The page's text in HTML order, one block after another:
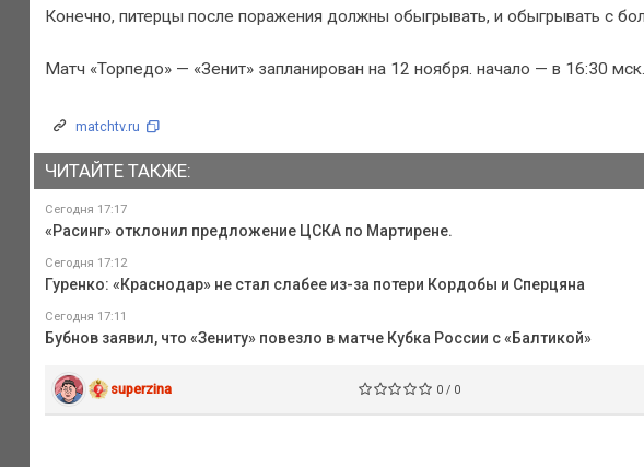
Конечно, питерцы после поражения должны обыгрывать, и обыгрывать с
Матч «Торпедо» — «Зенит» запланирован на 12 ноября. начало — в 16:30 мск.
matchtv.ru
ЧИТАЙТЕ ТАКЖЕ:
Сегодня 17:17
«Расинг» отклонил предложение ЦСКА по Мартирене.
Сегодня 17:12
Гуренко: «Краснодар» не стал слабее из-за потери Кордобы и Сперцяна
Сегодня 17:11
Бубнов заявил, что «Зениту» повезло в матче Кубка России с «Балтикой»
superzina 0 / 0